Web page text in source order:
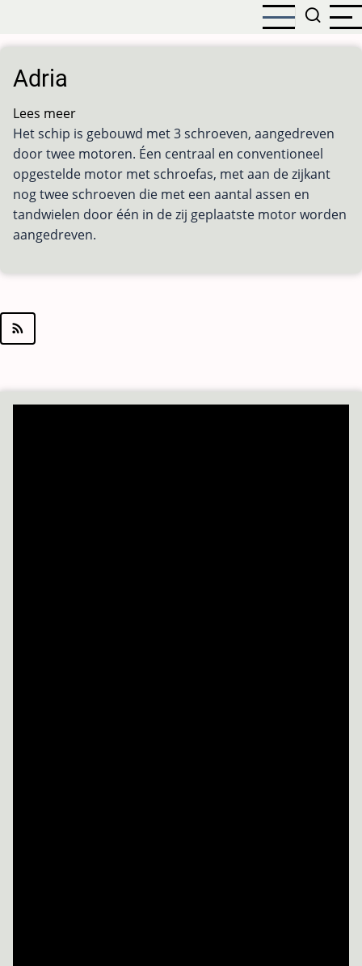
naar
inhoud
gaan
Adria
Lees meer
Adria
Het schip is gebouwd met 3 schroeven, aangedreven
door twee motoren. Éen centraal en conventioneel
opgestelde motor met schroefas, met aan de zijkant
nog twee schroeven die met een aantal assen en
tandwielen door één in de zij geplaatste motor worden
aangedreven.